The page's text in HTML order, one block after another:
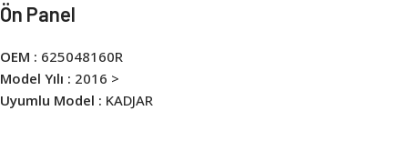
Ön Panel
OEM : 625048160R
Model Yılı : 2016 >
Uyumlu Model : KADJAR